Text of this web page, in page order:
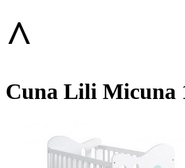
^
Cuna Lili Micuna